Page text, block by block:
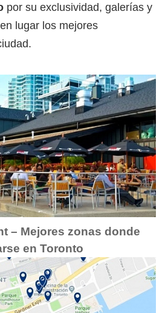
por su exclusividad, galerías y
lugar los mejores
– Mejores zonas donde
en Toronto